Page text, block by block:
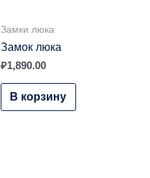
Замки люка
Замок люка
₽1,890.00
В корзину